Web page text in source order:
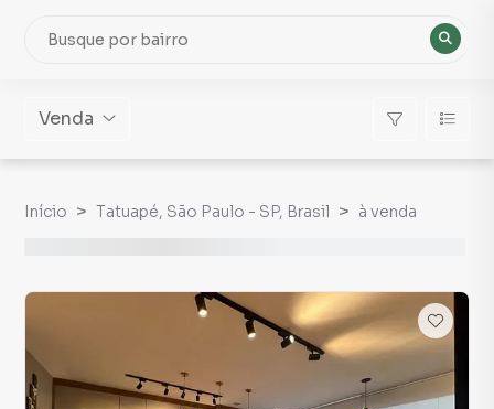
Venda
Início Tatuapé, São Paulo - SP, Brasil à venda